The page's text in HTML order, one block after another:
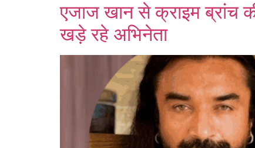
एजाज खान से क्राइम ब्रांच
खड़े रहे अभिनेता